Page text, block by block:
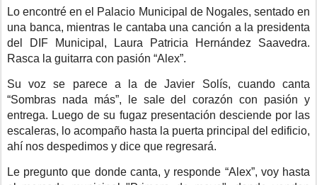
Lo encontré en el Palacio Municipal de Nogales, sentado en
una banca, mientras le cantaba una canción a la presidenta
del DIF Municipal, Laura Patricia Hernández Saavedra.
Rasca la guitarra con pasión “Alex”.
Su voz se parece a la de Javier Solís, cuando canta
“Sombras nada más”, le sale del corazón con pasión y
entrega. Luego de su fugaz presentación desciende por las
escaleras, lo acompaño hasta la puerta principal del edificio,
ahí nos despedimos y dice que regresará.
Le pregunto que donde canta, y responde “Alex”, voy hasta